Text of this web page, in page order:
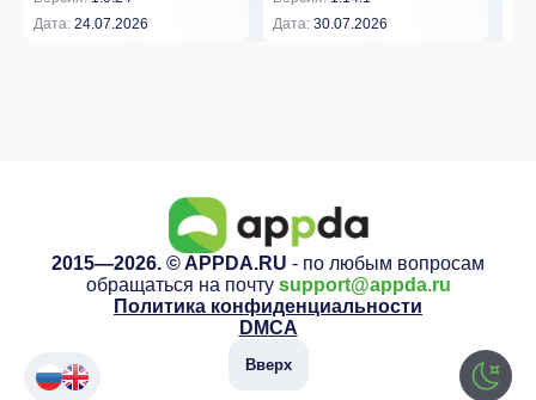
Дата: 24.07.2026
Дата: 30.07.2026
2015—2026. © APPDA.RU - по любым вопросам
обращаться на почту support@appda.ru
Политика конфиденциальности
DMCA
Вверх